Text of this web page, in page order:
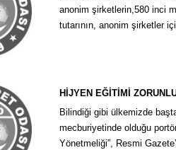
anonim şirketlerin,580 inci
tutarının, anonim şirketler
HİJYEN EĞİTİMİ
Bilindiği gibi ülkemizde
mecburiyetinde olduğu
Yönetmeliği”, Resmi